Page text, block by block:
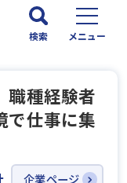
検索 メニュー
職種経験者
で仕事に集
企業ページ